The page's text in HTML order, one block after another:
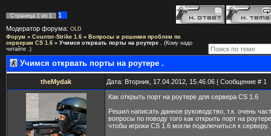
Страница 1 из 1
1
Модератор форума: OLD
Форум » Counter-Strike 1.6 » Вопросы и решения проблем по
серверам CS 1.6 » Учимся открвать порты на роутере . (Кому надо
читайте .)
Учимся открвать порты на роутере .
theMydak Дата: Вторник, 17.04.2012, 15.46.06 | Сообщение # 1
Как открыть порт на роутере для сервера CS 1.6
Решил написать данное руководство, т.к. очень
вопросы по поводу того как открыть порт на
чтобы игроки CS 1.6 могли подключиться к серверу.